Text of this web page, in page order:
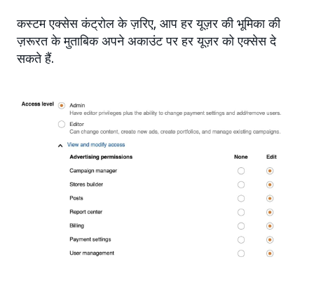
कस्टम एक्सेस कंट्रोल के ज़रिए, आप हर यूज़र की भूमिका की
ज़रूरत के मुताबिक अपने अकाउंट पर हर यूज़र को एक्सेस दे
सकते हैं.